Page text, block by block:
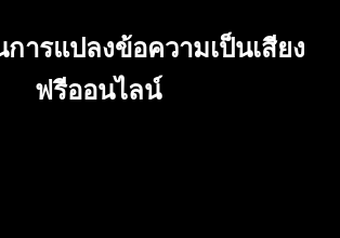
การแปลงข้อความเป็นเสียง
ฟรีออนไลน์